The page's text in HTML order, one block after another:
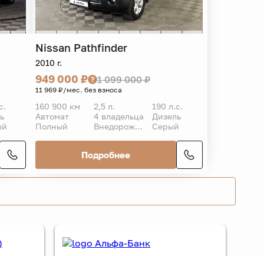
Nissan Pathfinder
2010 г.
949 000 ₽ 1 099 000 ₽
11 969 ₽/мес. без взноса
160 900 км 2,5 л.
190 л.с.
Автомат
4 владельца
Дизель
Полный
Внедорожник 5 дв. Серый
Подробнее